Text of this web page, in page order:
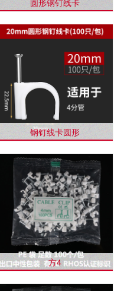
圆形钢钉线卡
钢钉线卡圆形
方4